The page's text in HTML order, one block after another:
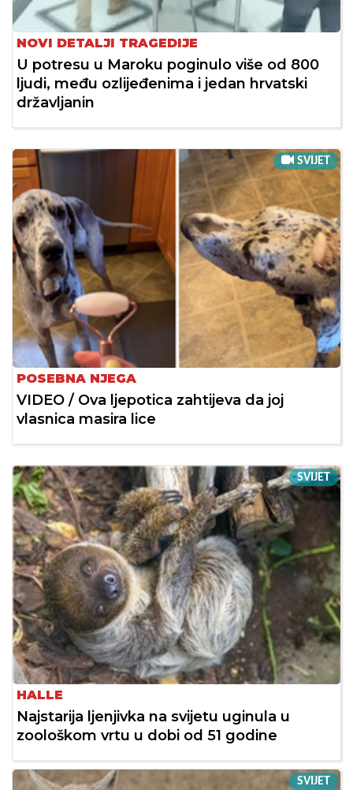
NOVI DETALJI TRAGEDIJE
U potresu u Maroku poginulo više od 800
ljudi, među ozlijeđenima i jedan hrvatski
državljanin
SVIJET
POSEBNA NJEGA
VIDEO / Ova ljepotica zahtijeva da joj
vlasnica masira lice
SVIJET
HALLE
Najstarija ljenjivka na svijetu uginula u
zoološkom vrtu u dobi od 51 godine
SVIJET